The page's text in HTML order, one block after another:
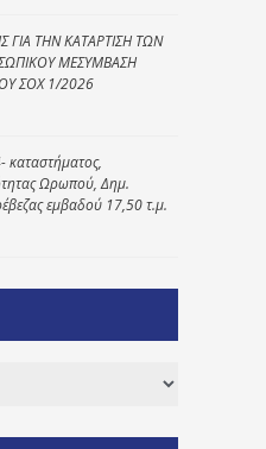
ΓΙΑ ΤΗΝ ΚΑΤΑΡΤΙΣΗ ΤΩΝ
ΜΕΣΥΜΒΑΣΗ
ΣΟΧ 1/2026
καταστήματος,
Ωρωπού, Δημ.
εμβαδού 17,50 τ.μ.